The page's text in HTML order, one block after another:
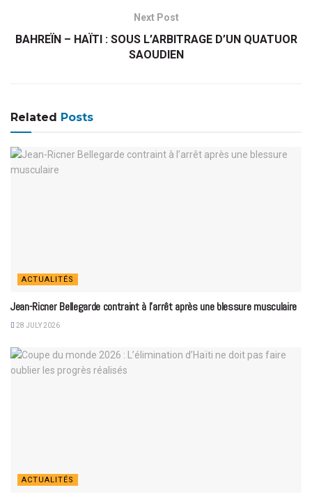
Next Post
BAHREÏN – HAÏTI : SOUS L’ARBITRAGE D’UN QUATUOR
SAOUDIEN
Related Posts
ACTUALITÉS
Jean-Ricner Bellegarde contraint à l’arrêt après une blessure musculaire
28 JULY 2026
ACTUALITÉS